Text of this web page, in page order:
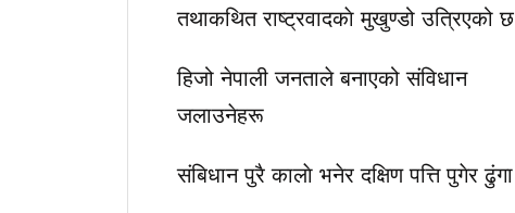
तथाकथित राष्ट्रवादकाे मुखुण्डो उत्रिएको छ
हिजो नेपाली जनताले बनाएको संविधान
जलाउनेहरू
संबिधान पुरै कालाे भनेर दक्षिण पत्ति पुगेर ढुंगा